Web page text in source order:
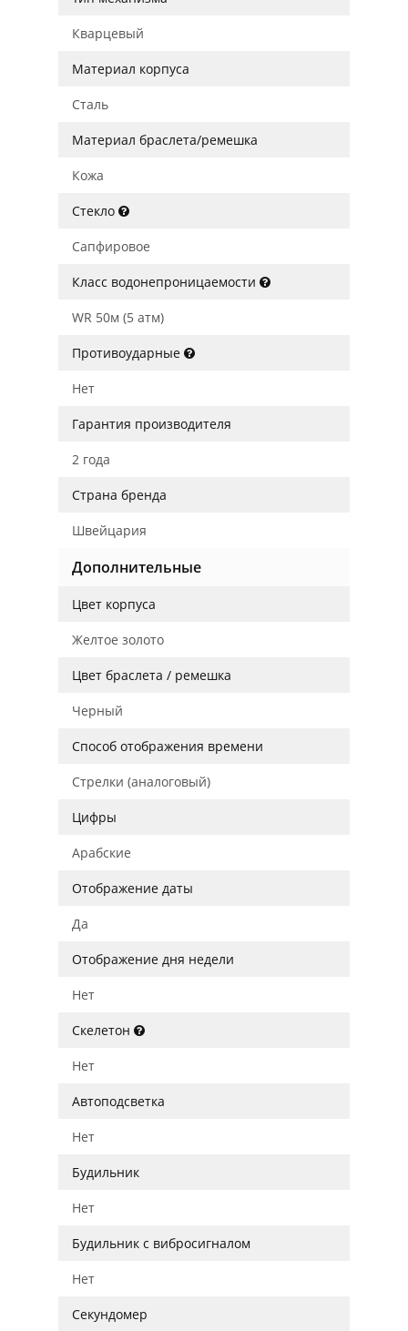
Кварцевый
Материал корпуса
Сталь
Материал браслета/ремешка
Кожа
Стекло
Сапфировое
Класс водонепроницаемости
WR 50м (5 атм)
Противоударные
Нет
Гарантия производителя
2 года
Страна бренда
Швейцария
Дополнительные
Цвет корпуса
Желтое золото
Цвет браслета / ремешка
Черный
Способ отображения времени
Стрелки (аналоговый)
Цифры
Арабские
Отображение даты
Да
Отображение дня недели
Нет
Скелетон
Нет
Автоподсветка
Нет
Будильник
Нет
Будильник с вибросигналом
Нет
Секундомер